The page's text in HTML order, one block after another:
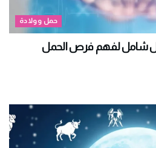
حمل وولادة
شامل لفهم فرص الحمل